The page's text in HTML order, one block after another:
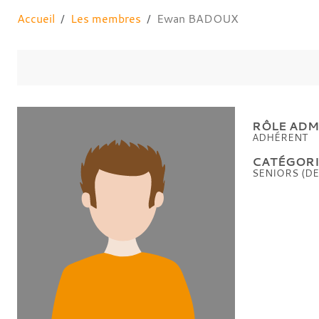
Accueil Les membres Ewan BADOUX
RÔLE
ADHÉRENT
SENIORS